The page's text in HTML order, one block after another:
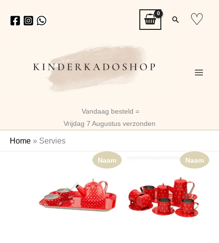
naar
Zoeken
♡
Vandaag besteld =
Vrijdag 7 Augustus verzonden
Home » Servies
Naam Naam